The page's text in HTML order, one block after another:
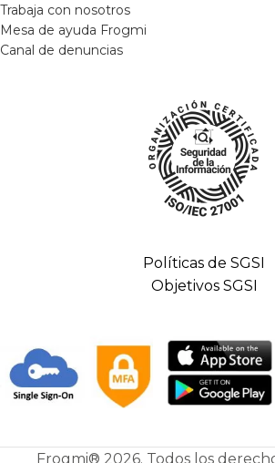
Trabaja con nosotros
Mesa de ayuda Frogmi
Canal de denuncias
Políticas de SGSI
Objetivos SGSI
Frogmi® 2026. Todos los